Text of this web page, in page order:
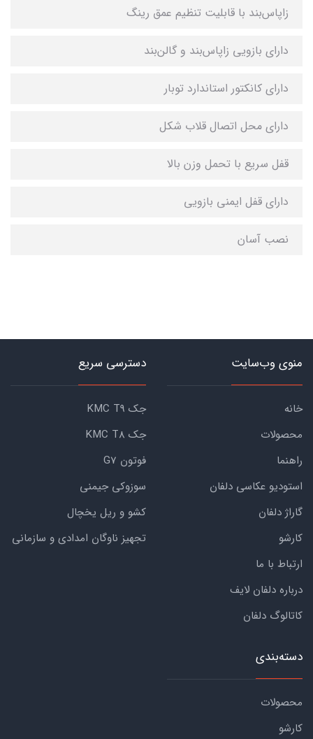
زاپاس‌بند با قابلیت تنظیم عمق رینگ
دارای بازویی‌ زاپاس‌بند و گالن‌بند
دارای کانکتور استاندارد توبار
دارای محل اتصال قلاب شکل
قفل‌ سریع با تحمل وزن بالا
دارای قفل ایمنی بازویی
نصب آسان
منوی وب‌سایت
خانه
محصولات
راهنما
استودیو عکاسی دلفان
گاراژ دلفان
کارشو
ارتباط با ما
درباره دلفان لایف
کاتالوگ دلفان
دسترسی سریع
جک KMC T9
جک KMC T8
فوتون G7
سوزوکی جیمنی
کشو و ریل یخچال
تجهیز ناوگان امدادی و سازمانی
دسته‌بندی
محصولات
کارشو